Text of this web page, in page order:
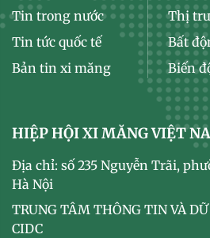
Tin trong nước
Tin tức quốc tế
Bản tin xi măng
Thị
Bất
Biến
HIỆP HỘI XI MĂNG VIỆT
Địa chỉ: số 235 Nguyễn Trãi,
Hà Nội
TRUNG TÂM THÔNG TIN VÀ
CIDC